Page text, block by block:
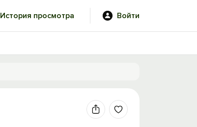
История просмотра Войти